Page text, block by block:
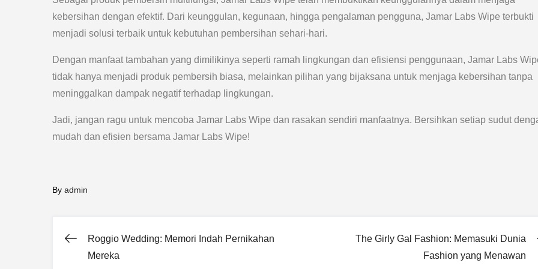
kebersihan dengan efektif. Dari keunggulan, kegunaan, hingga pengalaman pengguna, Jamar Labs Wipe terbukti
menjadi solusi terbaik untuk kebutuhan pembersihan sehari-hari.
Dengan manfaat tambahan yang dimilikinya seperti ramah lingkungan dan efisiensi penggunaan, Jamar Labs
tidak hanya menjadi produk pembersih biasa, melainkan pilihan yang bijaksana untuk menjaga kebersihan tanpa
meninggalkan dampak negatif terhadap lingkungan.
Jadi, jangan ragu untuk mencoba Jamar Labs Wipe dan rasakan sendiri manfaatnya. Bersihkan setiap sudut
mudah dan efisien bersama Jamar Labs Wipe!
By admin
Post
Roggio Wedding: Memori Indah Pernikahan
Mereka
The Girly Gal Fashion: Memasuki Dunia
Fashion yang Menawan